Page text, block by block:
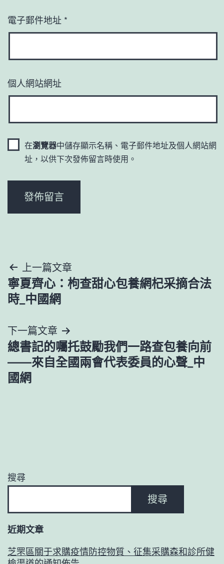
電子郵件地址 *
個人網站網址
在瀏覽器中儲存顯示名稱、電子郵件地址及個人網站網
址，以供下次發佈留言時使用。
文
章
覽
上一篇文章
寧夏齊心：枸查甜心包養網杞采摘合法
時_中國網
下一篇文章
總書記的囑托鼓勵我們一路查包養向前
——來自全國兩會代表委員的心聲_中
國網
搜尋
搜尋
近期文章
芝罘區關于求購疫情防控物質、征集采購森和診所健